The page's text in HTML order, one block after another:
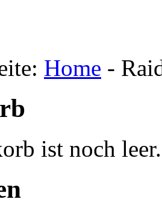
Home -
ist noch leer.